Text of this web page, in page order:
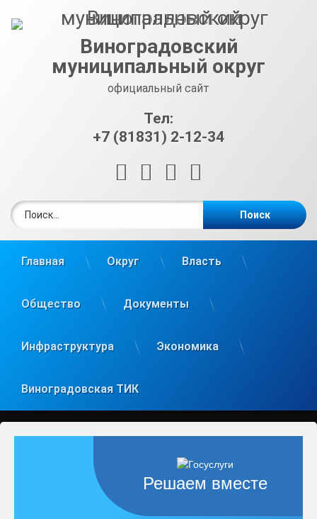
Виноградовский
муниципальный округ
официальный сайт
Тел:
+7 (81831) 2-12-34
RSS E-mailВКонтакте
Главная Округ Власть
Общество Документы
Инфраструктура Экономика
Виноградовская ТИК
Решаем вместе